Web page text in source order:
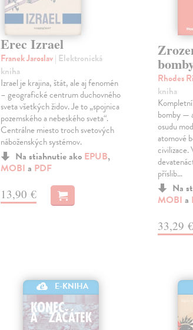
Erec Izrael
Franek Jaroslav| Elektronická
kniha
Izrael je krajina, štát, ale aj fenomén
– geografické centrum duchovného
sveta všetkých židov. Je to „spojnica
pozemského a nebeského sveta“.
Centrálne miesto troch svetových
náboženských systémov.
Na stiahnutie ako EPUB,
MOBI a PDF
13,90 €
Rhodes
kniha
bomby —
osudu
atomové
civilizace.
příslib…
Na
MOBI a
33,29 €
E-KNIHA